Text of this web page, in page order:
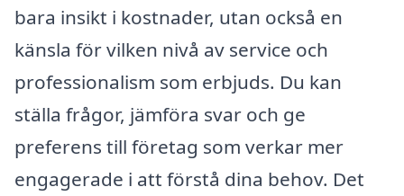
bara insikt i kostnader, utan också en
känsla för vilken nivå av service och
professionalism som erbjuds. Du kan
ställa frågor, jämföra svar och ge
preferens till företag som verkar mer
engagerade i att förstå dina behov. Det